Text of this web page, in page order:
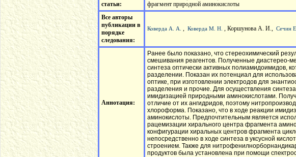
статьи:
фрагмент природной аминокислоты
Все авторы
публикации в
порядке
следования:
Коверда А. А. , Коверда М. Н. , Коршунова А. И., Сечин
Аннотация:
Ранее было показано, что стереохимический
смешивания реагентов. Полученные диастерео-
синтеза оптически активных полиамидоимидов,
разделении. Показан их потенциал для
оптике, при изготовлении электродов для
разделения и прочие. Для осуществления
имидизацией природными аминокислотами.
отличие от их ангидридов, поэтому
хлороформа. Показано, что в ходе реакции
аминокислоты. Предпочтительным является
рацемизации хирального центра фрагмента
конфигурации хиральных центров фрагмента
непосредственно в ходе синтеза в уксусной
строением. Также для
продуктов была установлена при помощи